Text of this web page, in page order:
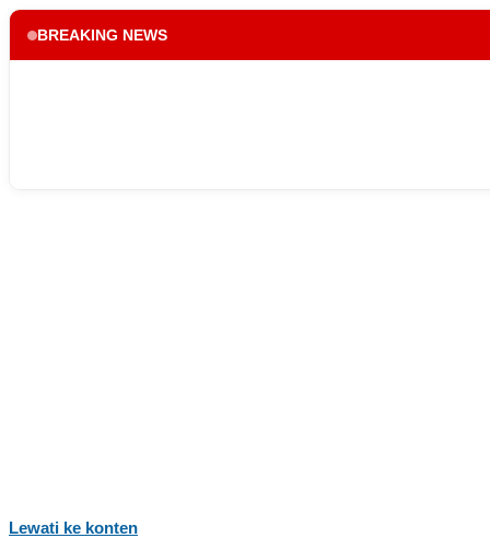
BREAKING NEWS
Lewati ke konten